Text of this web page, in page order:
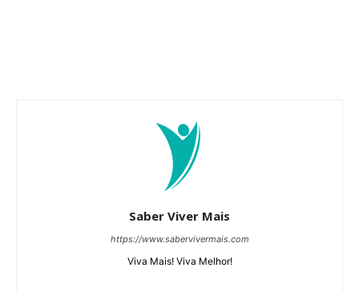
Saber Viver Mais
https://www.sabervivermais.com
Viva Mais! Viva Melhor!